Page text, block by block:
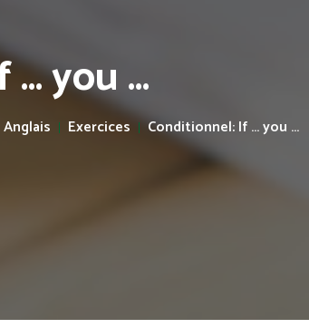
you ...
Anglais Exercices Conditionnel: If ... you ...